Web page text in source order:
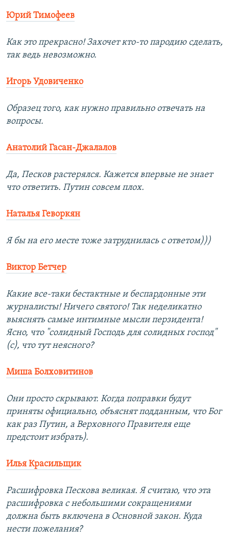
Юрий Тимофеев
Как это прекрасно! Захочет кто-то пародию сделать,
так ведь невозможно.
Игорь Удовиченко
Образец того, как нужно правильно отвечать на
вопросы.
Анатолий Гасан-Джалалов
Да, Песков растерялся. Кажется впервые не знает
что ответить. Путин совсем плох.
Наталья Геворкян
Я бы на его месте тоже затруднилась с ответом)))
Виктор Бетчер
Какие все-таки бестактные и беспардонные эти
журналисты! Ничего святого! Так неделикатно
выяснять самые интимные мысли перзидента!
Ясно, что "солидный Господь для солидных господ"
(c), что тут неясного?
Миша Болховитинов
Они просто скрывают. Когда поправки будут
приняты официально, объяснят подданным, что Бог
как раз Путин, а Верховного Правителя еще
предстоит избрать).
Илья Красильщик
Расшифровка Пескова великая. Я считаю, что эта
расшифровка с небольшими сокращениями
должна быть включена в Основной закон. Куда
нести пожелания?